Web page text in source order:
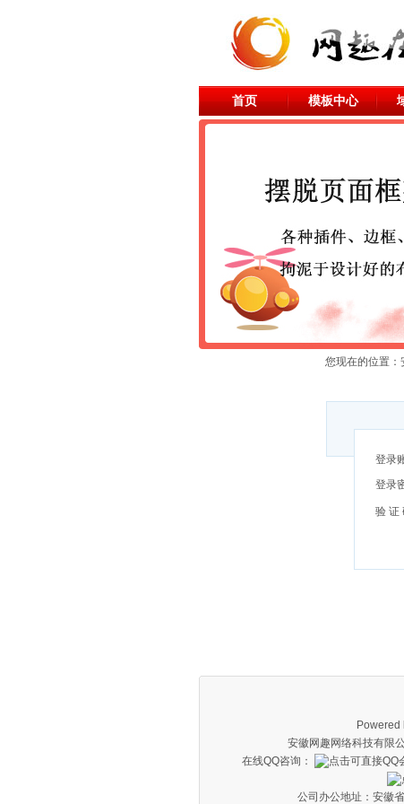
首页 模板中心
您现在的位置：
登录
登录
验 证
安徽网趣网络科技有限
在线QQ咨询：
公司办公地址：安徽